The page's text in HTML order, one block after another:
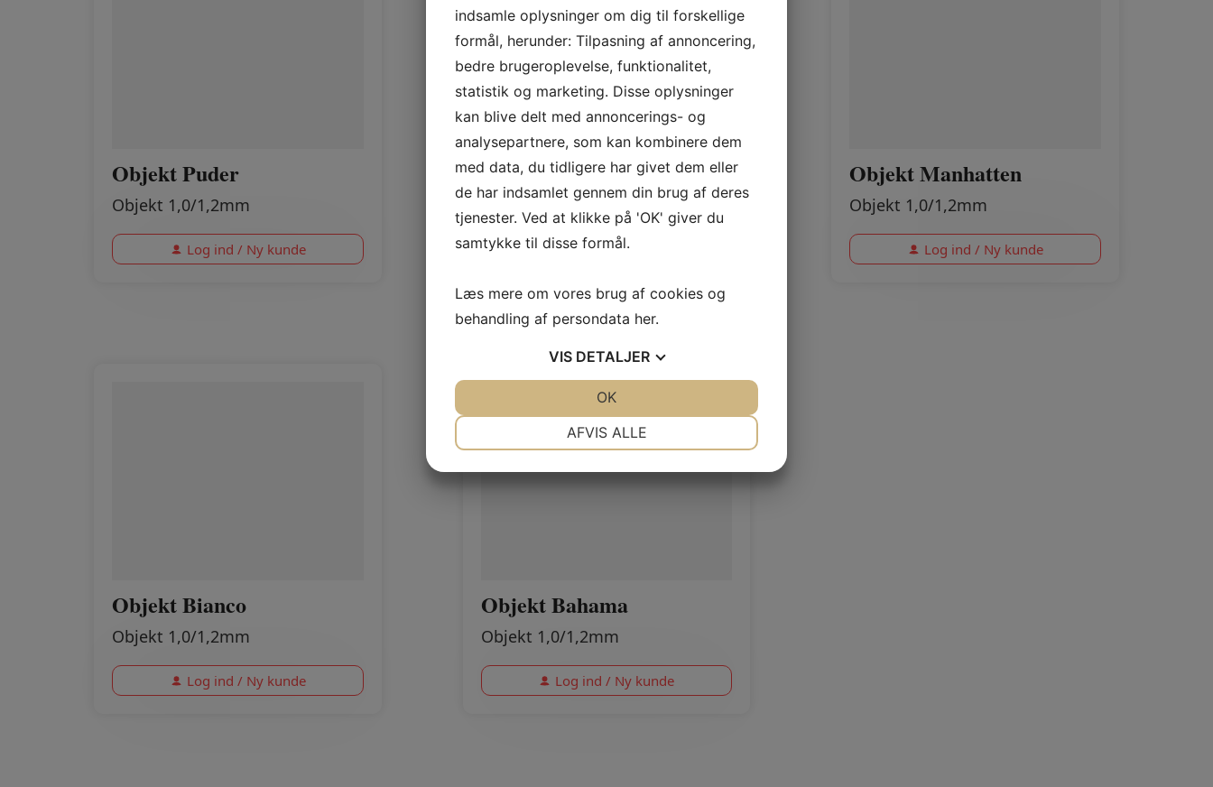
Objekt Puder
Objekt 1,0/1,2mm
Log ind / Ny kunde
Objekt Sand
Objekt 1,0/1,2mm
Log ind / Ny kunde
Objekt Manhatten
Objekt 1,0/1,2mm
Log ind / Ny kunde
Objekt Bianco
Objekt 1,0/1,2mm
Log ind / Ny kunde
Objekt Bahama
Objekt 1,0/1,2mm
Log ind / Ny kunde
indsamle oplysninger om dig til forskellige
formål, herunder: Tilpasning af annoncering,
bedre brugeroplevelse, funktionalitet,
statistik og marketing. Disse oplysninger
kan blive delt med annoncerings- og
analysepartnere, som kan kombinere dem
med data, du tidligere har givet dem eller
de har indsamlet gennem din brug af deres
tjenester. Ved at klikke på 'OK' giver du
samtykke til disse formål.
Læs mere om vores brug af cookies og
behandling af persondata her.
VIS DETALJER
AFVIS ALLE
OK